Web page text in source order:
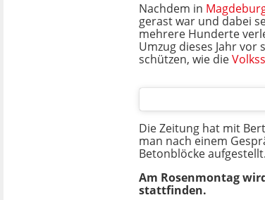
Nachdem in
gerast war und dabei
mehrere Hunderte
Umzug dieses Jahr
schützen, wie die
Die Zeitung hat mit
man nach einem
Betonblöcke aufgestellt.
Am Rosenmontag
stattfinden.